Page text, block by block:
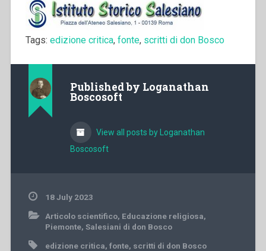
Tags: edizione critica, fonte, scritti di don Bosco
Published by Loganathan
Boscosoft
View all posts by Loganathan
Boscosoft
18 July 2023
Articolo scientifico, Educazione religiosa,
Piemonte, Salesiani di don Bosco
edizione critica, fonte, scritti di don Bosco